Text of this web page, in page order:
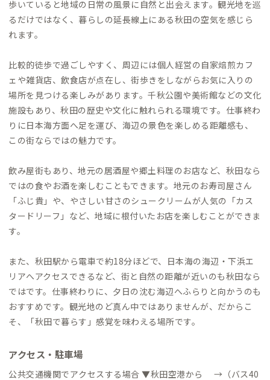
歩いていると地域の日常の風景に自然と出会えます。観光地を巡
るだけではなく、暮らしの延長線上にある秋田の空気を感じら
れます。
比較的徒歩で過ごしやすく、周辺には個人経営の自家焙煎カフ
ェや雑貨店、飲食店が点在し、街歩きをしながらお気に入りの
場所を見つける楽しみがあります。千秋公園や美術館などの文化
施設もあり、秋田の歴史や文化に触れられる環境です。仕事終わ
りに日本海方面へ足を運び、海辺の景色を楽しめる距離感も、
この街ならではの魅力です。
飲み屋街もあり、地元の居酒屋や郷土料理のお店など、秋田なら
ではの食やお酒を楽しむこともできます。地元のお寿司屋さん
「ふじ貴」や、やさしい甘さのシュークリームが人気の「カス
タードリーフ」など、地域に根付いたお店を楽しむことができま
す。
また、秋田駅から電車で約18分ほどで、日本海の海辺・下浜エ
リアへアクセスできるなど、街と自然の距離が近いのも秋田なら
ではです。仕事終わりに、夕日の沈む海辺へふらりと向かうのも
おすすめです。観光地のど真ん中ではありませんが、だからこ
そ、「秋田で暮らす」感覚を味わえる場所です。
アクセス・駐車場
公共交通機関でアクセスする場合 ▼秋田空港から →（バス40